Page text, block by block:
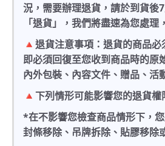
況，需要辦理退貨，請於到貨後
「退貨」，我們將盡速為您處理
🔺退貨注意事項：退貨的商品
即必須回復至您收到商品時的原
內外包裝、內容文件、贈品、活
🔺下列情形可能影響您的退貨權
*在不影響您檢查商品情形下，
封條移除、吊牌拆除、貼膠移除